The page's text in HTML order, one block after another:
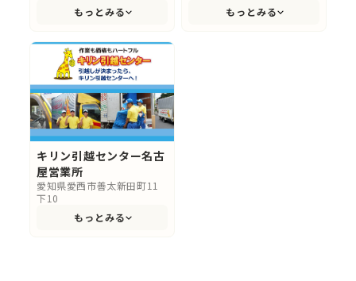
もっとみる
もっとみる
キリン引越センター名古
屋営業所
愛知県愛西市善太新田町11
下10
もっとみる